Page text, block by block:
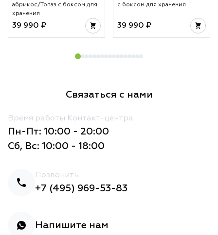
абрикос/Топаз с боксом для
хранения
39 990 ₽
с боксом для хранения
39 990 ₽
Связаться с нами
Время работы Контакт-центра
Пн-Пт: 10:00 - 20:00
Сб, Вс: 10:00 - 18:00
Позвонить
+7 (495) 969-53-83
Напишите нам